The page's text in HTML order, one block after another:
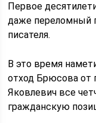
Первое
даже переломный
писателя.
В это время
отход Брюсова от
Яковлевич все
гражданскую